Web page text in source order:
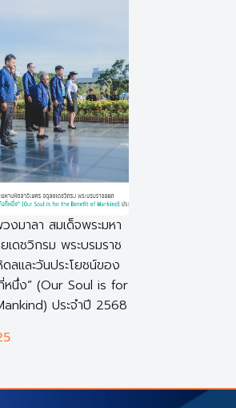
มาลา สมเด็จพระมหา
เดชวิกรม พระบรมราช
ลและวันประโยชน์ของ
หนึ่ง” (Our Soul is for
ประจำปี 2568